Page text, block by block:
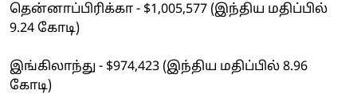
தென்னாப்பிரிக்கா - $1,005,577 (இந்திய மதிப்பில்
9.24 கோடி)
இங்கிலாந்து - $974,423 (இந்திய மதிப்பில் 8.96
கோடி)